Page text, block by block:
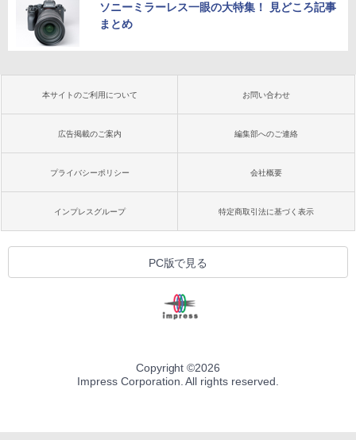
ソニーミラーレス一眼の大特集！ 見どころ記事
まとめ
本サイトのご利用について お問い合わせ
広告掲載のご案内 編集部へのご連絡
プライバシーポリシー 会社概要
インプレスグループ 特定商取引法に基づく表示
PC版で見る
Copyright ©2026
Impress Corporation. All rights reserved.